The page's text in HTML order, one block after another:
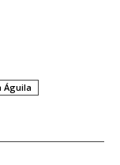
Águila